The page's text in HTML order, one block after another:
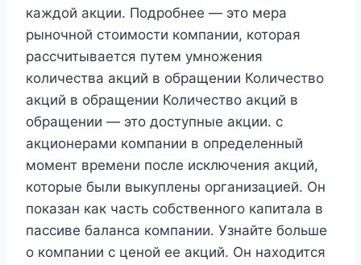
каждой акции. Подробнее — это мера
рыночной стоимости компании, которая
рассчитывается путем умножения
количества акций в обращении Количество
акций в обращении Количество акций в
обращении — это доступные акции. с
акционерами компании в определенный
момент времени после исключения акций,
которые были выкуплены организацией. Он
показан как часть собственного капитала в
пассиве баланса компании. Узнайте больше
о компании с ценой ее акций. Он находится